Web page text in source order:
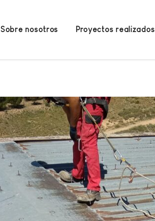
Sobre nosotros Proyectos realizados